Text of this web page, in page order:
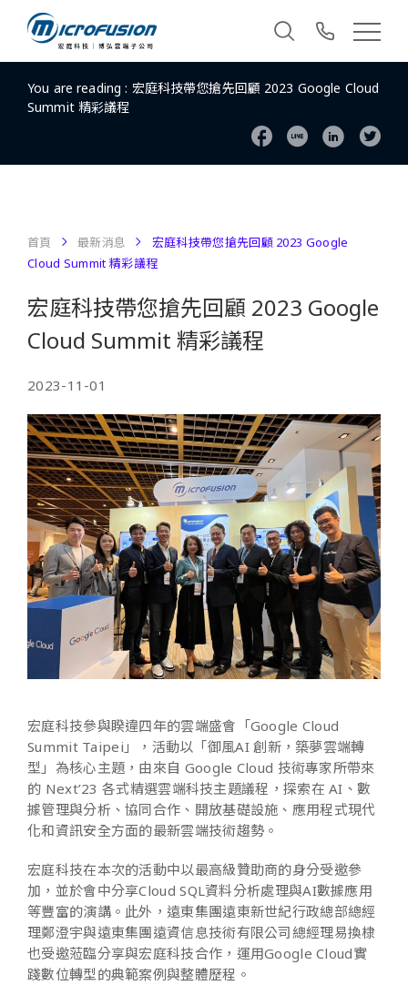
You are reading : 宏庭科技帶您搶先回顧 2023 Google Cloud
Summit 精彩議程
首頁 最新消息
宏庭科技帶您搶先回顧 2023 Google
Cloud Summit 精彩議程
宏庭科技帶您搶先回顧 2023 Google
Cloud Summit 精彩議程
2023-11-01
宏庭科技參與睽違四年的雲端盛會「Google Cloud
Summit Taipei」，活動以「御風AI 創新，築夢雲端轉
型」為核心主題，由來自 Google Cloud 技術專家所帶來
的 Next’23 各式精選雲端科技主題議程，探索在 AI、數
據管理與分析、協同合作、開放基礎設施、應用程式現代
化和資訊安全方面的最新雲端技術趨勢。
宏庭科技在本次的活動中以最高級贊助商的身分受邀參
加，並於會中分享Cloud SQL資料分析處理與AI數據應用
等豐富的演講。此外，遠東集團遠東新世紀行政總部總經
理鄭澄宇與遠東集團遠資信息技術有限公司總經理易換棣
也受邀蒞臨分享與宏庭科技合作，運用Google Cloud實
踐數位轉型的典範案例與整體歷程。